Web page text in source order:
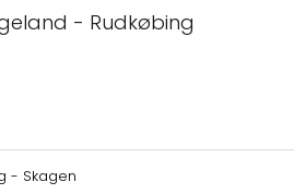
- Rudkøbing
- Skagen